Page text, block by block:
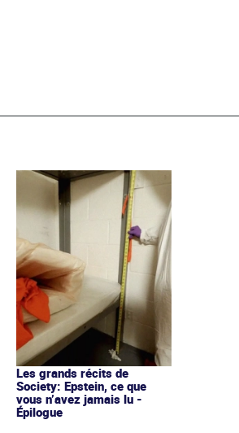
Les grands récits de
Society: Epstein, ce que
vous n’avez jamais lu -
Épilogue